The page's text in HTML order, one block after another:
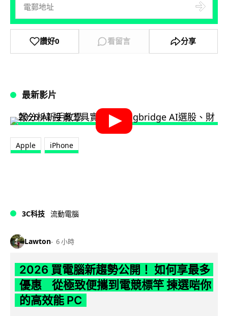
讚好0 看留言 分享
最新影片
Apple iPhone
3C科技 流動電腦
Lawton 6 小時
2026 買電腦新趨勢公開！ 如何享最多
優惠 從極致便攜到電競標竿 揀選啱你
的高效能 PC